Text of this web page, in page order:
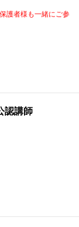
護者様も一緒にご参
認講師